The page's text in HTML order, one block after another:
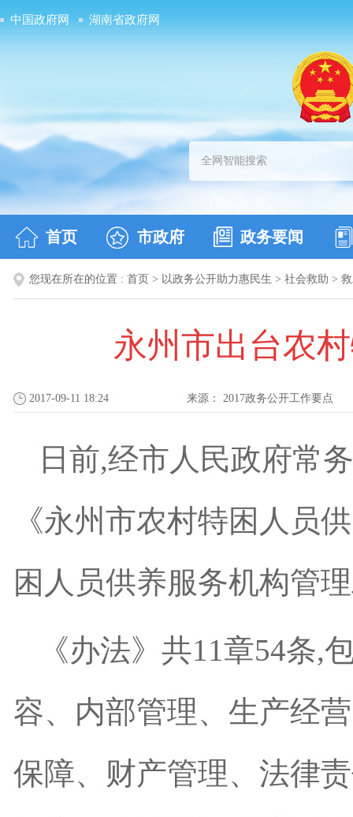
中国政府网 湖南省政府网
首页 市政府 政务要闻
您现在所在的位置 : 首页 > 以政务公开助力惠民生 > 社会救助 >
永州市出台农
2017-09-11 18:24 来源： 2017政务公开工作要点
日前,经市人民政府常
《永州市农村特困人员
困人员供养服务机构管
《办法》共11章54条,
容、内部管理、生产经
保障、财产管理、法律